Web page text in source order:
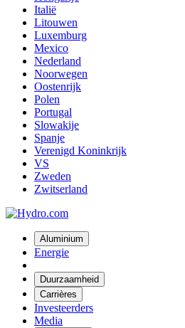
Italië
Litouwen
Luxemburg
Mexico
Nederland
Noorwegen
Oostenrijk
Polen
Portugal
Slowakije
Spanje
Verenigd Koninkrijk
VS
Zweden
Zwitserland
Aluminium
Energie
Duurzaamheid
Carrières
Investeerders
Media